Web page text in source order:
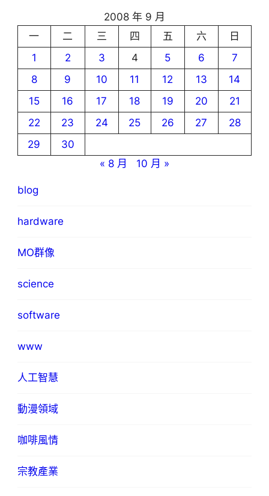
2008 年 9 月
一
二 三 四 五 六
日
1
2 3 4 5 6
7
8
9 10 11 12 13
14
15
16 17 18 19 20
21
22
23 24 25 26 27
28
29
30
« 8 月
10 月 »
blog
hardware
MO群像
science
software
www
人工智慧
動漫領域
咖啡風情
宗教產業